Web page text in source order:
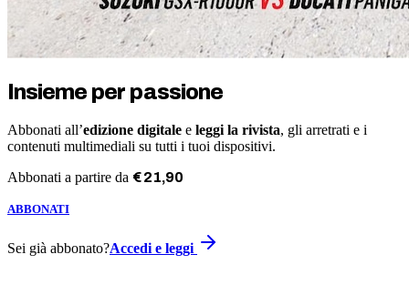
Insieme per passione
Abbonati all’edizione digitale e leggi la rivista, gli arretrati e i
contenuti multimediali su tutti i tuoi dispositivi.
Abbonati a partire da €21,90
ABBONATI
Sei già abbonato?Accedi e leggi